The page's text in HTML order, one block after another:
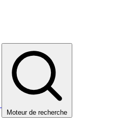
Moteur de recherche